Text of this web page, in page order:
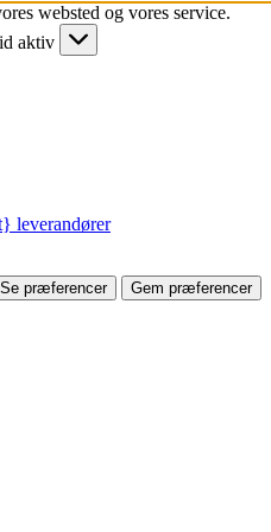
websted og vores service.
aktiv
leverandører
Se præferencer Gem præferencer